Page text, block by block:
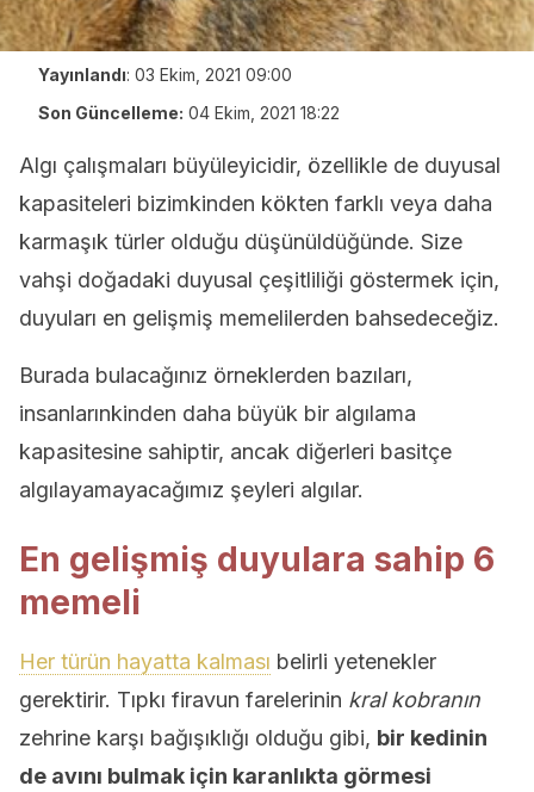
Yayınlandı: 03 Ekim, 2021 09:00
Son Güncelleme: 04 Ekim, 2021 18:22
Algı çalışmaları büyüleyicidir, özellikle de duyusal
kapasiteleri bizimkinden kökten farklı veya daha
karmaşık türler olduğu düşünüldüğünde. Size
vahşi doğadaki duyusal çeşitliliği göstermek için,
duyuları en gelişmiş memelilerden bahsedeceğiz.
Burada bulacağınız örneklerden bazıları,
insanlarınkinden daha büyük bir algılama
kapasitesine sahiptir, ancak diğerleri basitçe
algılayamayacağımız şeyleri algılar.
En gelişmiş duyulara sahip 6
memeli
Her türün hayatta kalması belirli yetenekler
gerektirir. Tıpkı firavun farelerinin kral kobranın
zehrine karşı bağışıklığı olduğu gibi, bir kedinin
de avını bulmak için karanlıkta görmesi